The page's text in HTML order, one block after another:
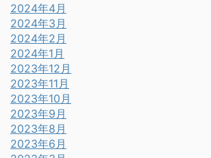
2024年4月
2024年3月
2024年2月
2024年1月
2023年12月
2023年11月
2023年10月
2023年9月
2023年8月
2023年6月